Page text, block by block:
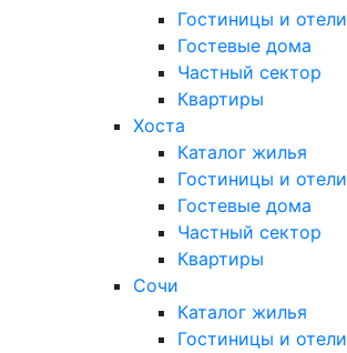
Гостиницы и отели
Гостевые дома
Частный сектор
Квартиры
Хоста
Каталог жилья
Гостиницы и отели
Гостевые дома
Частный сектор
Квартиры
Сочи
Каталог жилья
Гостиницы и отели